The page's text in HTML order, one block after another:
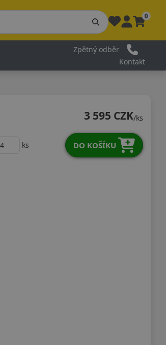
0
Zpětný odběr
Kontakt
3 595 CZK/ks
ks DO KOŠÍKU